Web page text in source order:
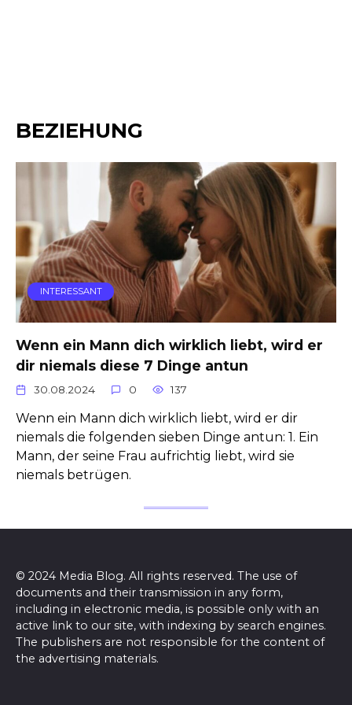
BEZIEHUNG
INTERESSANT
Wenn ein Mann dich wirklich liebt, wird er
dir niemals diese 7 Dinge antun
30.08.2024 0 137
Wenn ein Mann dich wirklich liebt, wird er dir
niemals die folgenden sieben Dinge antun: 1. Ein
Mann, der seine Frau aufrichtig liebt, wird sie
niemals betrügen.
© 2024 Media Blog. All rights reserved. The use of
documents and their transmission in any form,
including in electronic media, is possible only with an
active link to our site, with indexing by search engines.
The publishers are not responsible for the content of
the advertising materials.